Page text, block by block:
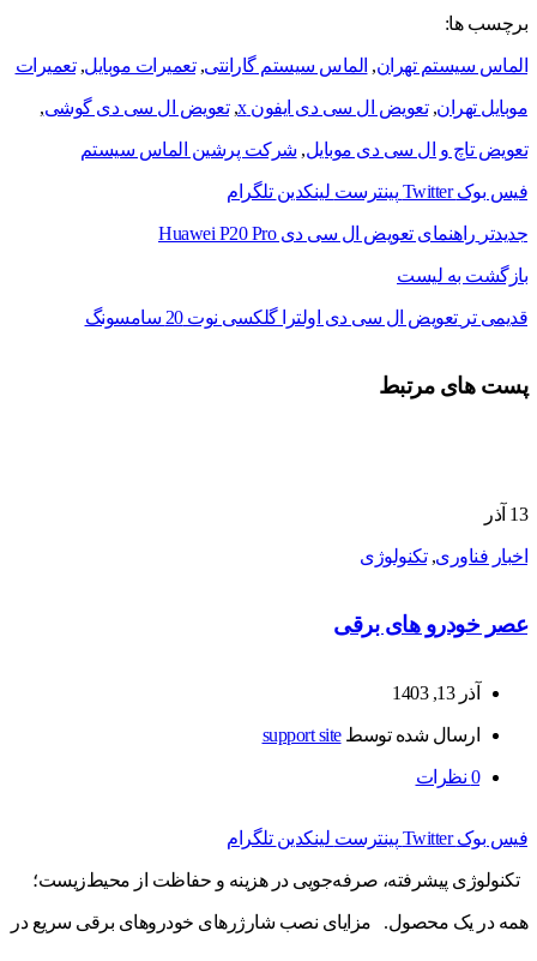
برچسب ها:
الماس سیستم تهران, الماس سیستم گارانتی,تعمیرات موبایل,تعمیرات
موبایل تهران,تعویض ال سی دی ایفون x ,تعویض ال سی دی گوشی,
تعویض تاچ و ال سی دی موبایل, شرکت پرشین الماس سیستم
فیس بوک Twitter پینترست لینکدین تلگرام
جدیدتر راهنمای تعویض ال سی دی Huawei P20 Pro
بازگشت به لیست
قدیمی تر تعویض ال سی دی اولترا گلکسی نوت 20 سامسونگ
پست های مرتبط
13 آذر
اخبار فناوری,تکنولوژی
عصر خودرو های برقی
آذر 13, 1403
ارسال شده توسطsupport site
0 نظرات
فیس بوک Twitter پینترست لینکدین تلگرام
تکنولوژی پیشرفته، صرفه‌جویی در هزینه و حفاظت از محیط‌زیست؛
همه در یک محصول. مزایای نصب شارژرهای خودروهای برقی سریع در